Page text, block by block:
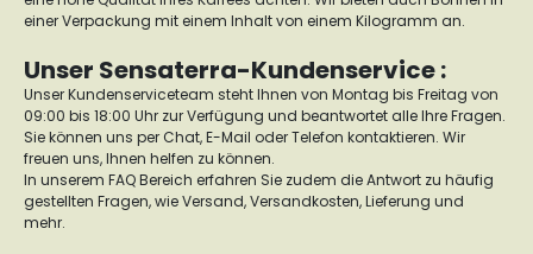
einer Verpackung mit einem Inhalt von einem Kilogramm an.
Unser Sensaterra-Kundenservice :
Unser Kundenserviceteam steht Ihnen von Montag bis Freitag von
09:00 bis 18:00 Uhr zur Verfügung und beantwortet alle Ihre Fragen.
Sie können uns per Chat, E-Mail oder Telefon kontaktieren. Wir
freuen uns, Ihnen helfen zu können.
In unserem FAQ Bereich erfahren Sie zudem die Antwort zu häufig
gestellten Fragen, wie Versand, Versandkosten, Lieferung und
mehr.